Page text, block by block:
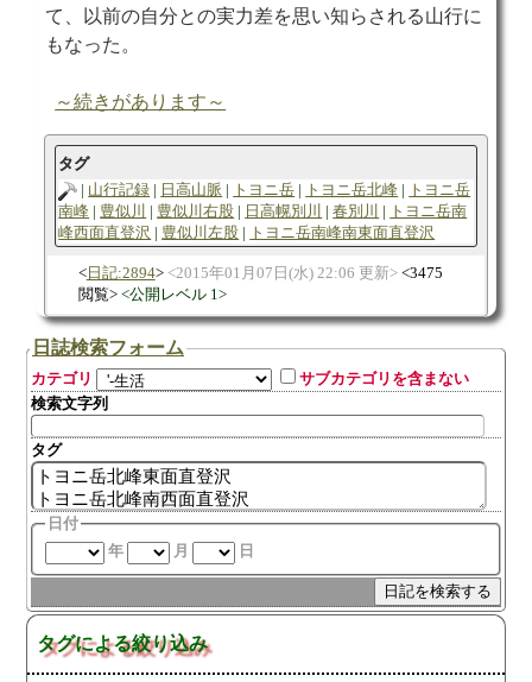
て、以前の自分との実力差を思い知らされる山行に
もなった。
～続きがあります～
タグ
山行記録
日高山脈 トヨニ岳 トヨニ岳北峰
トヨニ岳
南峰
豊似川 豊似川右股 日高幌別川 春別川
トヨニ岳南
峰西面直登沢
豊似川左股 トヨニ岳南峰南東面直登沢
日記:2894 2015年01月07日(水) 22:06 更新
3475
閲覧
公開レベル 1
日誌検索フォーム
カテゴリ
サブカテゴリを含まない
検索文字列
タグ
日付
年
月 日
タグによる絞り込み